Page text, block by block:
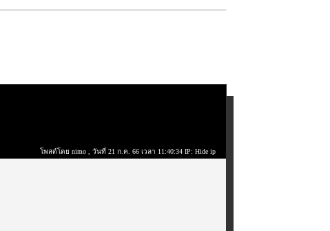
โพสต์โดย nimo , วันที่ 21 ก.ค. 66 เวลา 11:40:34 IP: Hide ip